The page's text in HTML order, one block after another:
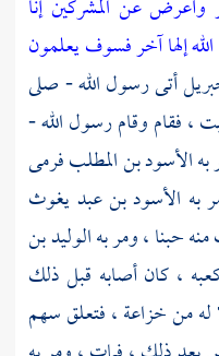
وأعرض عن المشركين إنا
إلها آخر فسوف يعلمون
أتى رسول الله - صلى
،فقام وقام رسول الله -
الأسود بن المطلبفرمى
به الأسود بن عبد يغوث
حبنا ، ومر بهالوليد بن
، كان أصابه قبل ذلك
منخزاعة ،فتعلق سهم